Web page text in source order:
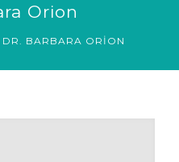
Orion
DR. BARBARA ORION